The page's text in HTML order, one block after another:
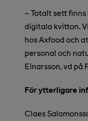
–Totalt sett
digitala kvitton.
hos Axfood och
personal och
Einarsson, vd på
För ytterligare
Claes